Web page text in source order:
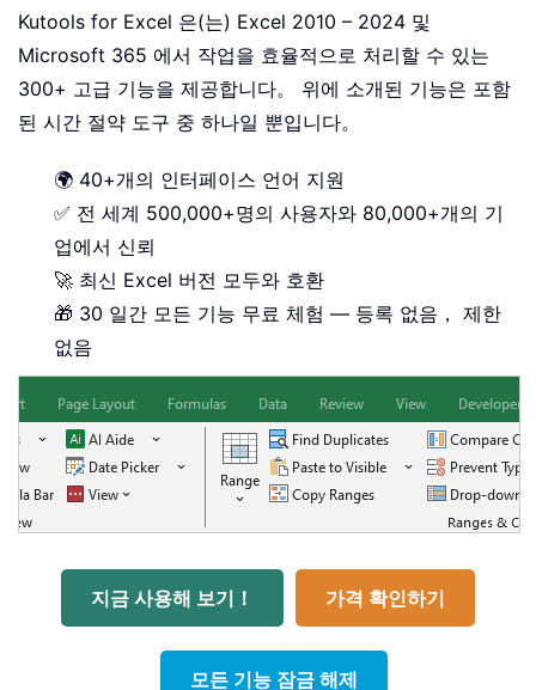
Kutools for Excel 은(는) Excel 2010 – 2024 및
Microsoft 365 에서 작업을 효율적으로 처리할 수 있는
300+ 고급 기능을 제공합니다。 위에 소개된 기능은 포함
된 시간 절약 도구 중 하나일 뿐입니다。
🌍 40+개의 인터페이스 언어 지원
✅ 전 세계 500,000+명의 사용자와 80,000+개의 기
업에서 신뢰
🚀 최신 Excel 버전 모두와 호환
🎁 30 일간 모든 기능 무료 체험 — 등록 없음， 제한
없음
지금 사용해 보기！ 가격 확인하기
모든 기능 잠금 해제